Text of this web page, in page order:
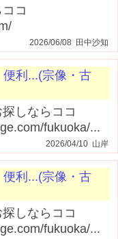
コ
2026/06/08 田中沙知
利...(宗像・古
しならココ
fukuoka/...
2026/04/10 山岸
利...(宗像・古
しならココ
fukuoka/...